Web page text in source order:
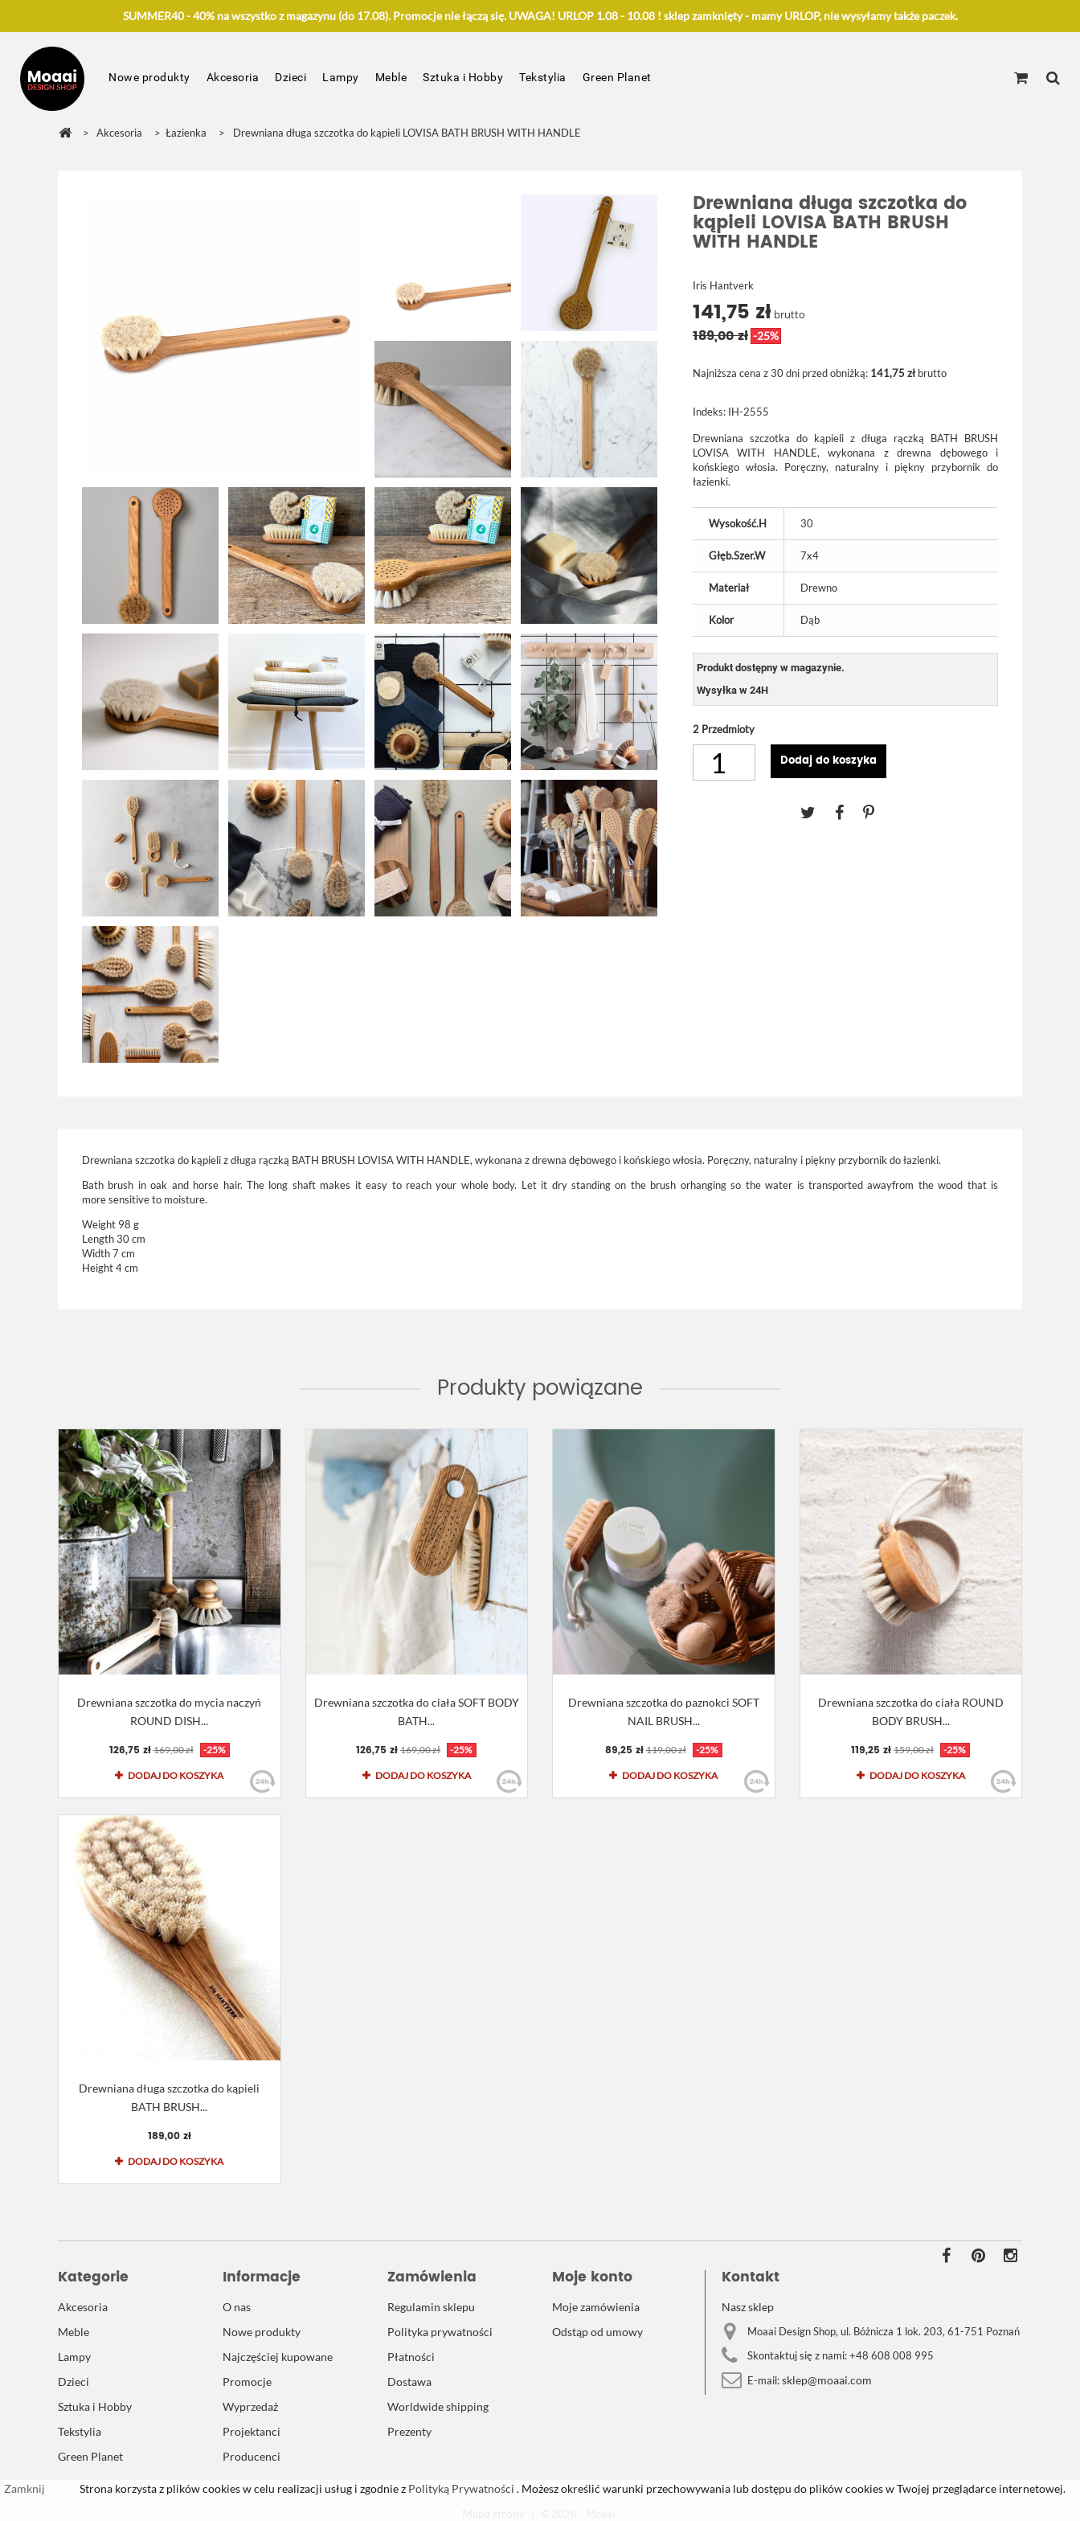
SUMMER40 - 40% na wszystko z magazynu (do 17.08). Promocje nie łączą się. UWAGA! URLOP 1.08 - 10.08 ! sklep zamknięty - mamy URLOP, nie wysyłamy także paczek.
Nowe produkty Akcesoria Dzieci Lampy Meble Sztuka i Hobby Tekstylia Green Planet
> Akcesoria > Łazienka > Drewniana długa szczotka do kąpieli LOVISA BATH BRUSH WITH HANDLE
Drewniana długa szczotka do
kąpieli LOVISA BATH BRUSH
WITH HANDLE
Iris Hantverk
141,75 zł brutto
189,00 zł -25%
Najniższa cena z 30 dni przed obniżką: 141,75 złbrutto
Indeks: IH-2555
Drewniana szczotka do kąpieli z długa rączką BATH BRUSH
LOVISA WITH HANDLE, wykonana z drewna dębowego i
końskiego włosia. Poręczny, naturalny i piękny przybornik do
łazienki.
Wysokość.H 30
Głęb.Szer.W 7x4
Materiał Drewno
Kolor Dąb
Produkt dostępny w magazynie.
Wysyłka w 24H
2 Przedmioty
Dodaj do koszyka
Drewniana szczotka do kąpieli z długa rączką BATH BRUSH LOVISA WITH HANDLE, wykonana z drewna dębowego i końskiego włosia. Poręczny, naturalny i piękny przybornik do łazienki.
Bath brush in oak and horse hair. The long shaft makes it easy to reach your whole body. Let it dry standing on the brush orhanging so the water is transported awayfrom the wood that is
moresensitive to moisture.
Weight 98 g
Length 30 cm
Width 7 cm
Height 4 cm
Produkty powiązane
Drewniana szczotka do mycia naczyń
ROUND DISH...
126,75 zł 169,00 zł -25%
DODAJ DO KOSZYKA
Drewniana szczotka do ciała SOFT BODY
BATH...
126,75 zł 169,00 zł -25%
DODAJ DO KOSZYKA
Drewniana szczotka do paznokci SOFT
NAIL BRUSH...
89,25 zł 119,00 zł -25%
DODAJ DO KOSZYKA
Drewniana szczotka do ciała ROUND
BODY BRUSH...
119,25 zł 159,00 zł -25%
DODAJ DO KOSZYKA
Drewniana długa szczotka do kąpieli
BATH BRUSH...
189,00 zł
DODAJ DO KOSZYKA
Kategorie
Akcesoria
Meble
Lampy
Dzieci
Sztuka i Hobby
Tekstylia
Green Planet
Informacje
O nas
Nowe produkty
Najczęściej kupowane
Promocje
Wyprzedaż
Projektanci
Producenci
Zamówienia
Regulamin sklepu
Polityka prywatności
Płatności
Dostawa
Worldwide shipping
Prezenty
Moje konto
Moje zamówienia
Odstąp od umowy
Kontakt
Nasz sklep
Moaai Design Shop, ul. Bóżnicza 1 lok. 203, 61-751 Poznań
Skontaktuj się z nami:+48 608 008 995
E-mail:sklep@moaai.com
Zamknij Strona korzysta z plików cookies w celu realizacji usług i zgodnie z Polityką Prywatności . Możesz określić warunki przechowywania lub dostępu do plików cookies w Twojej przeglądarce internetowej.